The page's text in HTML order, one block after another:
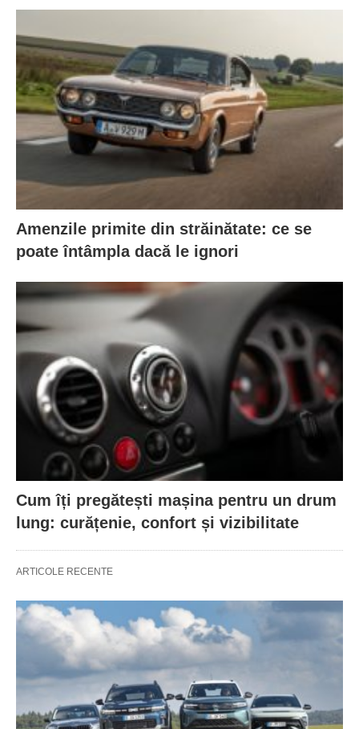
Amenzile primite din străinătate: ce se
poate întâmpla dacă le ignori
Cum îți pregătești mașina pentru un drum
lung: curățenie, confort și vizibilitate
ARTICOLE RECENTE